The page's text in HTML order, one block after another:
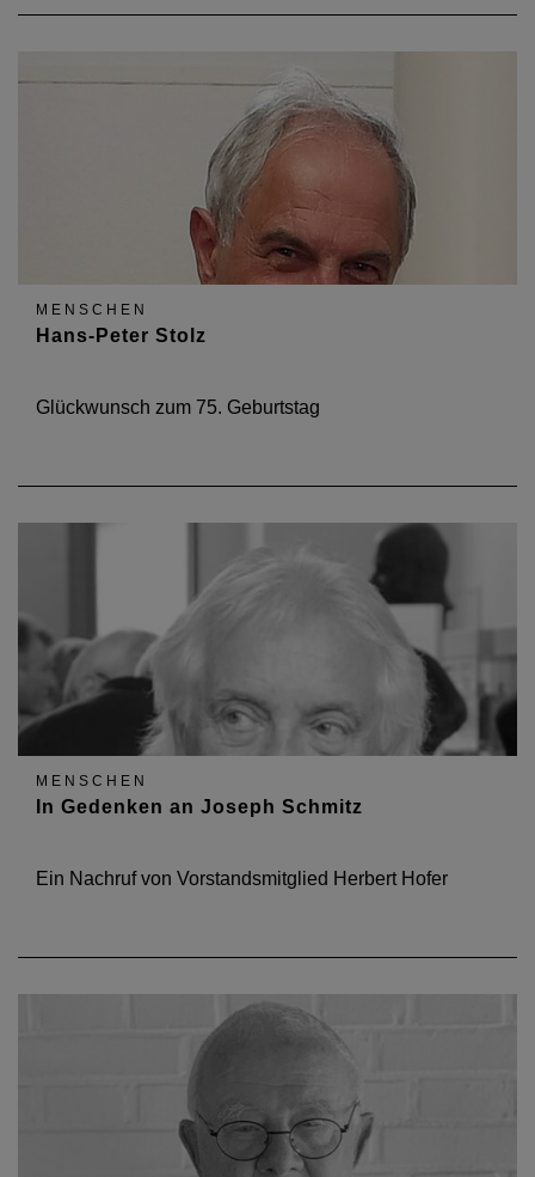
MENSCHEN
Hans-Peter Stolz
Glückwunsch zum 75. Geburtstag
MENSCHEN
In Gedenken an Joseph Schmitz
Ein Nachruf von Vorstandsmitglied Herbert Hofer